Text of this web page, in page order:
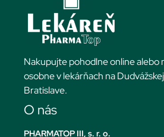
Nakupujte pohodlne online alebo
osobne v lekárňach na
Bratislave.
O nás
PHARMATOP III, s. r. o.